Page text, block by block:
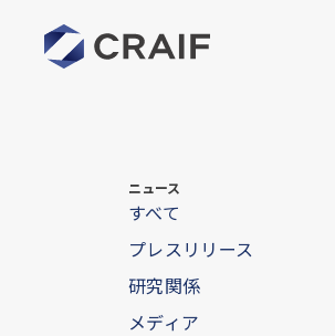
ニュース
すべて
プレスリリース
研究関係
メディア